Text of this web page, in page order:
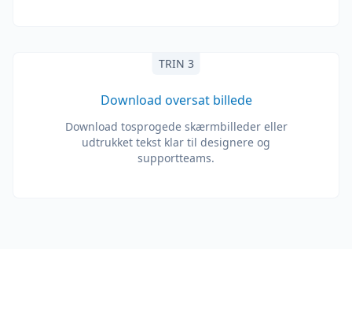
TRIN 3
Download oversat billede
Download tosprogede skærmbilleder eller
udtrukket tekst klar til designere og
supportteams.